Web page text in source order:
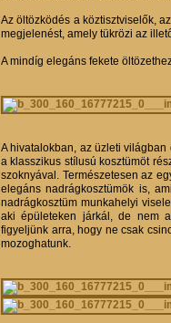
Az öltözködés a köztisztviselők,
megjelenést, amely tükrözi az
A mindíg elegáns fekete
A hivatalokban, az üzleti
a klasszikus stílusú kosztümöt
szoknyával. Természetesen az
elegáns nadrágkosztümök is,
nadrágkosztüm munkahelyi
aki épületeken járkál, de nem
figyeljünk arra, hogy ne csak
mozoghatunk.